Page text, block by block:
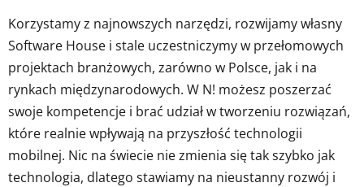
Korzystamy z najnowszych narzędzi, rozwijamy własny
Software House i stale uczestniczymy w przełomowych
projektach branżowych, zarówno w Polsce, jak i na
rynkach międzynarodowych. W N! możesz poszerzać
swoje kompetencje i brać udział w tworzeniu rozwiązań,
które realnie wpływają na przyszłość technologii
mobilnej. Nic na świecie nie zmienia się tak szybko jak
technologia, dlatego stawiamy na nieustanny rozwój i